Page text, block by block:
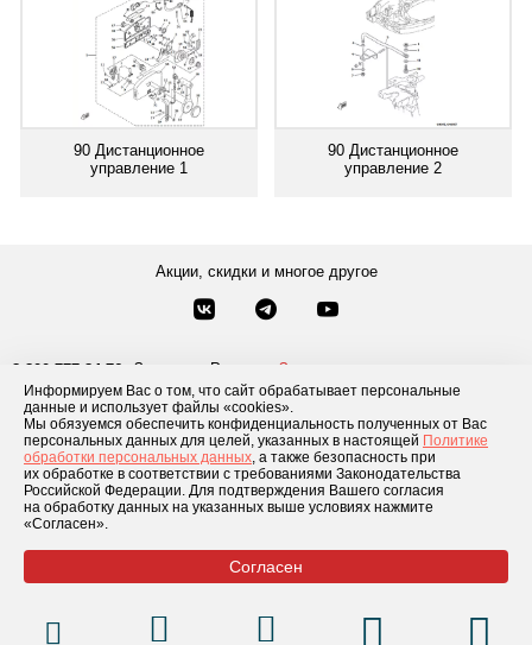
Информируем Вас о том, что сайт обрабатывает персональные
данные и использует файлы «cookies».
Мы обязуемся обеспечить конфиденциальность полученных от Вас
персональных данных для целей, указанных в настоящей Политике
обработки персональных данных, а также безопасность при
их обработке в соответствии с требованиями Законодательства
Российской Федерации. Для подтверждения Вашего согласия
на обработку данных на указанных выше условиях нажмите
«Согласен».
Согласен
90 Дистанционное
управление 1
90 Дистанционное
управление 2
Акции, скидки и многое другое
8-800-777-84-76 Звонки по России
Заказать звонок
8 495 181-69-06
Москва
Каталог товаров О компании Доставка и оплата Блог
Условия рассрочки
Контакты
© 2026 «GLADIATOR»